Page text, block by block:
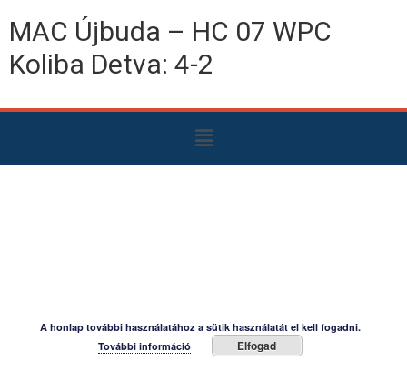
MAC Újbuda – HC 07 WPC
Koliba Detva: 4-2
A honlap további használatához a sütik használatát el kell fogadni.
További információ
Elfogad